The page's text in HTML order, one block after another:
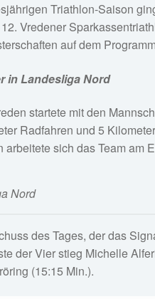
Triathlon-Saison
Vredener
auf dem
in Landesliga Nord
startete mit den
Radfahren und 5
sich das Team am
Nord
des Tages, der das
der Vier stieg Michelle
(15:15 Min.).